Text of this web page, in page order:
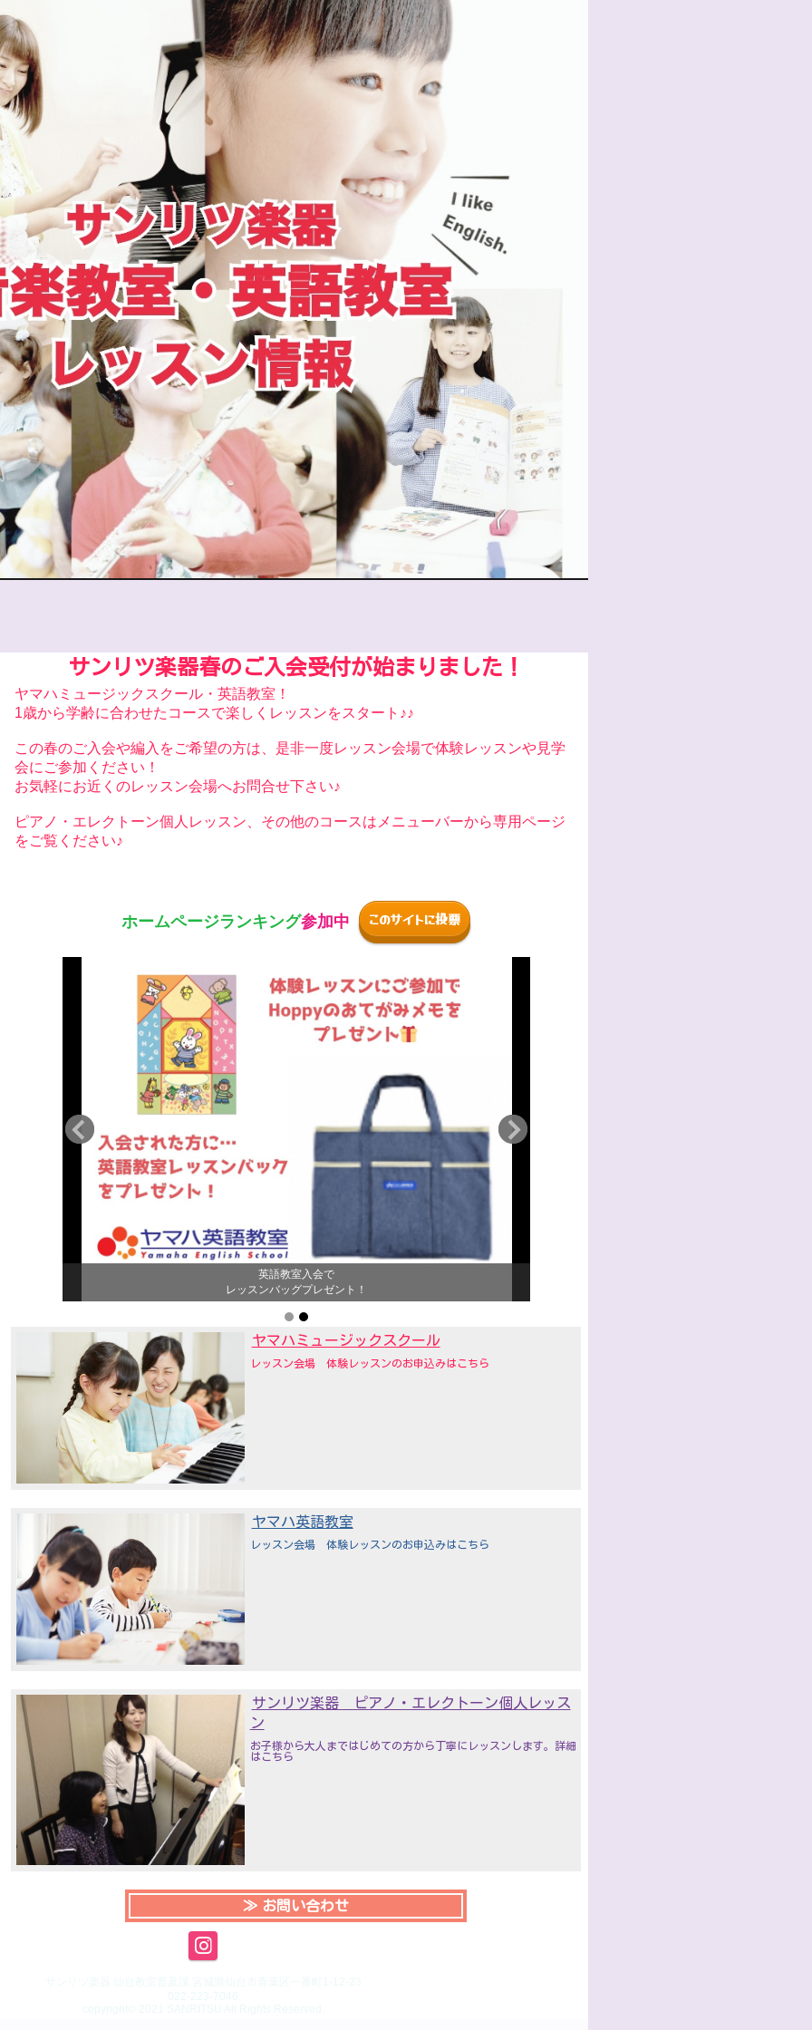
サンリツ楽器春のご入会受付が始まりました！
ヤマハミュージックスクール・英語教室！
1歳から学齢に合わせたコースで楽しくレッスンをスタート♪♪
この春のご入会や編入をご希望の方は、是非一度レッスン会場で体験レッスンや見学
会にご参加ください！
お気軽にお近くのレッスン会場へお問合せ下さい♪
ピアノ・エレクトーン個人レッスン、その他のコースはメニューバーから専用ページ
をご覧ください♪
ホームページランキング参加中 このサイトに投票
英語教室入会で
レッスンバッグプレゼント！
ヤマハミュージックスクール
レッスン会場 体験レッスンのお申込みはこちら
ヤマハ英語教室
レッスン会場 体験レッスンのお申込みはこちら
サンリツ楽器 ピアノ・エレクトーン個人レッス
ン
お子様から大人まではじめての方から丁寧にレッスンします。詳細
はこちら
お問い合わせ